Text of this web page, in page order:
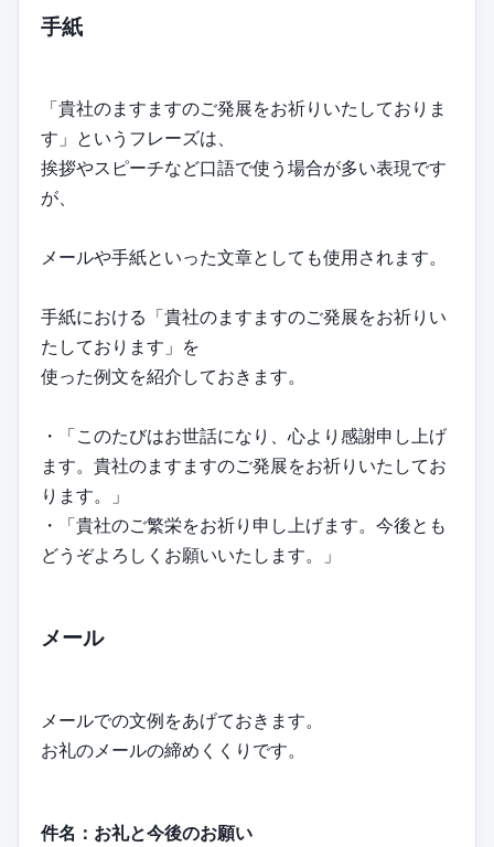
手紙
「貴社のますますのご発展をお祈りいたしておりま
す」というフレーズは、
挨拶やスピーチなど口語で使う場合が多い表現です
が、
メールや手紙といった文章としても使用されます。
手紙における「貴社のますますのご発展をお祈りい
たしております」を
使った例文を紹介しておきます。
・「このたびはお世話になり、心より感謝申し上げ
ます。貴社のますますのご発展をお祈りいたしてお
ります。」
・「貴社のご繁栄をお祈り申し上げます。今後とも
どうぞよろしくお願いいたします。」
メール
メールでの文例をあげておきます。
お礼のメールの締めくくりです。
件名：お礼と今後のお願い